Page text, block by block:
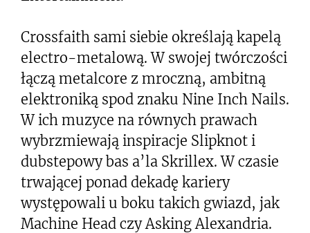
Crossfaith sami siebie określają kapelą
electro-metalową. W swojej twórczości
łączą metalcore z mroczną, ambitną
elektroniką spod znaku Nine Inch Nails.
W ich muzyce na równych prawach
wybrzmiewają inspiracje Slipknot i
dubstepowy bas a’la Skrillex. W czasie
trwającej ponad dekadę kariery
występowali u boku takich gwiazd, jak
Machine Head czy Asking Alexandria.